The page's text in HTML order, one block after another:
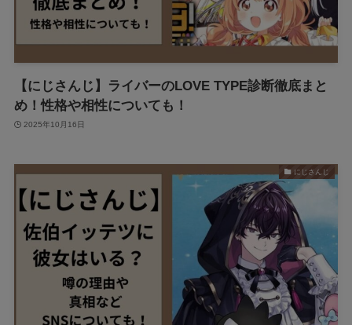
【にじさんじ】ライバーのLOVE TYPE診断徹底まと
め！性格や相性についても！
2025年10月16日
にじさんじ